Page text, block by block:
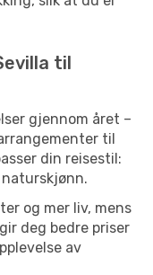
til
gjennom året –
til
din reisestil:
og mer liv, mens
deg bedre priser
av